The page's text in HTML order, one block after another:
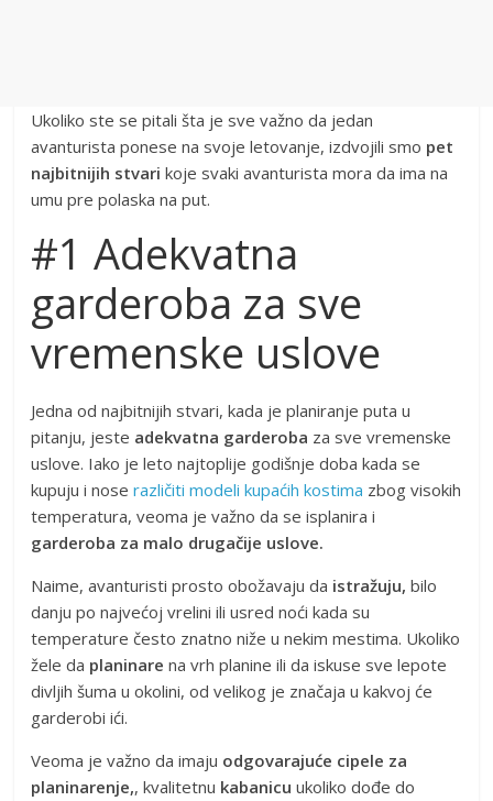
Ukoliko ste se pitali šta je sve važno da jedan
avanturista ponese na svoje letovanje, izdvojili smo pet
najbitnijih stvari koje svaki avanturista mora da ima na
umu pre polaska na put.
#1 Adekvatna
garderoba za sve
vremenske uslove
Jedna od najbitnijih stvari, kada je planiranje puta u
pitanju, jeste adekvatna garderoba za sve vremenske
uslove. Iako je leto najtoplije godišnje doba kada se
kupuju i noserazličiti modeli kupaćih kostima zbog visokih
temperatura, veoma je važno da se isplanira i
garderoba za malo drugačije uslove.
Naime, avanturisti prosto obožavaju da istražuju, bilo
danju po najvećoj vrelini ili usred noći kada su
temperature često znatno niže u nekim mestima. Ukoliko
žele da planinare na vrh planine ili da iskuse sve lepote
divljih šuma u okolini, od velikog je značaja u kakvoj će
garderobi ići.
Veoma je važno da imaju odgovarajuće cipele za
planinarenje,, kvalitetnu kabanicu ukoliko dođe do